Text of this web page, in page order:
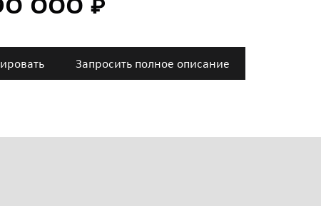
000 ₽
Запросить полное описание